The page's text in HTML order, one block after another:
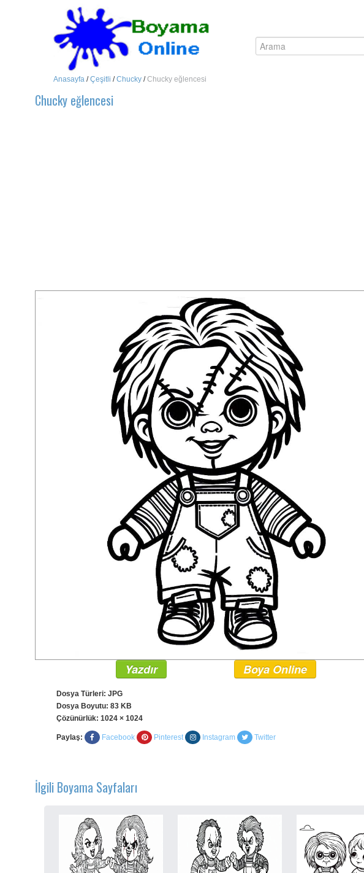
Anasayfa /Çeşitli /Chucky /Chucky eğlencesi
Chucky eğlencesi
Yazdır Boya Online
Dosya Türleri: JPG
Dosya Boyutu: 83 KB
Çözünürlük: 1024 × 1024
Paylaş: Facebook Pinterest Instagram Twitter
İlgili Boyama Sayfaları